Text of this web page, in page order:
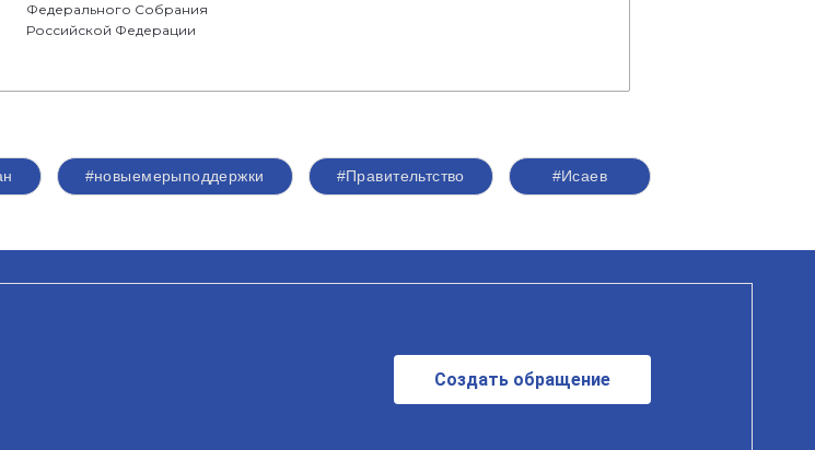
Федерального Собрания
Российской Федерации
#новыемерыподдержки #Правительтство #Исаев
Создать обращение